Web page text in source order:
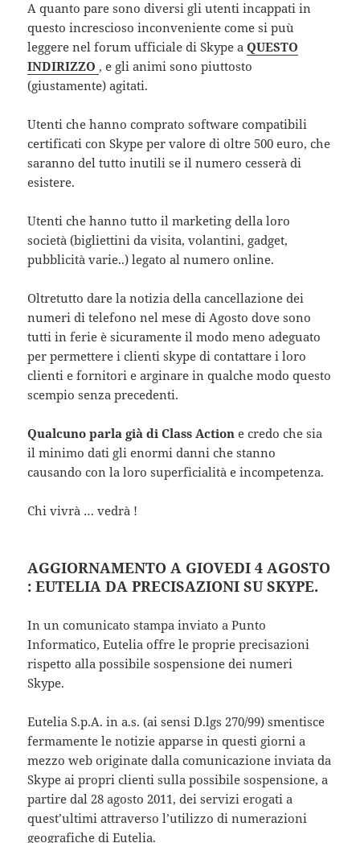
A quanto pare sono diversi gli utenti incappati in
questo increscioso inconveniente come si puù
leggere nel forum ufficiale di Skype aQUESTO
INDIRIZZO , e gli animi sono piuttosto
(giustamente) agitati.
Utenti che hanno comprato software compatibili
certificati con Skype per valore di oltre 500 euro, che
saranno del tutto inutili se il numero cesserà di
esistere.
Utenti che hanno tutto il marketing della loro
società (bigliettini da visita, volantini, gadget,
pubblicità varie..) legato al numero online.
Oltretutto dare la notizia della cancellazione dei
numeri di telefono nel mese di Agosto dove sono
tutti in ferie è sicuramente il modo meno adeguato
per permettere i clienti skype di contattare i loro
clienti e fornitori e arginare in qualche modo questo
scempio senza precedenti.
Qualcuno parla già di Class Action e credo che sia
il minimo dati gli enormi danni che stanno
causando con la loro superficialità e incompetenza.
Chi vivrà … vedrà !
AGGIORNAMENTO A GIOVEDI 4 AGOSTO
: EUTELIA DA PRECISAZIONI SU SKYPE.
In un comunicato stampa inviato a Punto
Informatico, Eutelia offre le proprie precisazioni
rispetto alla possibile sospensione dei numeri
Skype.
Eutelia S.p.A. in a.s. (ai sensi D.lgs 270/99) smentisce
fermamente le notizie apparse in questi giorni a
mezzo web originate dalla comunicazione inviata da
Skype ai propri clienti sulla possibile sospensione, a
partire dal 28 agosto 2011, dei servizi erogati a
quest’ultimi attraverso l’utilizzo di numerazioni
geografiche di Eutelia.